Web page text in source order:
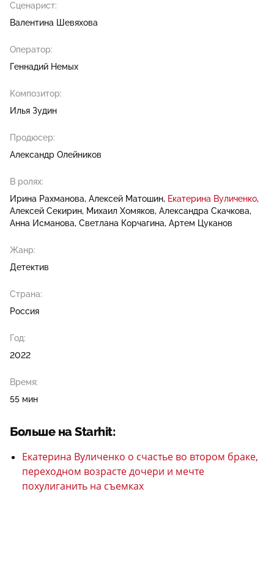
Сценарист:
Валентина Шевяхова
Оператор:
Геннадий Немых
Композитор:
Илья Зудин
Продюсер:
Александр Олейников
В ролях:
Ирина Рахманова Алексей Матошин Екатерина Вуличенко
Алексей Секирин Михаил Хомяков Александра Скачкова
Анна Исманова Светлана Корчагина Артем Цуканов
Жанр:
Детектив
Страна:
Россия
Год:
2022
Время:
55 мин
Больше на Starhit:
Екатерина Вуличенко о счастье во втором браке,
переходном возрасте дочери и мечте
похулиганить на съемках